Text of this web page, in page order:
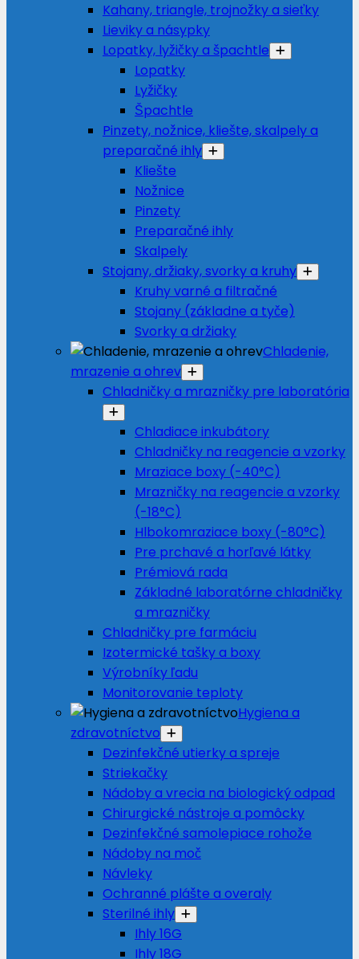
Kahany, triangle, trojnožky a sieťky
Lieviky a násypky
Lopatky, lyžičky a špachtle
Lopatky
Lyžičky
Špachtle
Pinzety, nožnice, kliešte, skalpely a
preparačné ihly
Kliešte
Nožnice
Pinzety
Preparačné ihly
Skalpely
Stojany, držiaky, svorky a kruhy
Kruhy varné a filtračné
Stojany (základne a tyče)
Svorky a držiaky
Chladenie,
mrazenie a ohrev
Chladničky a mrazničky pre laboratória
Chladiace inkubátory
Chladničky na reagencie a vzorky
Mraziace boxy (-40°C)
Mrazničky na reagencie a vzorky
(-18°C)
Hlbokomraziace boxy (-80°C)
Pre prchavé a horľavé látky
Prémiová rada
Základné laboratórne chladničky
a mrazničky
Chladničky pre farmáciu
Izotermické tašky a boxy
Výrobníky ľadu
Monitorovanie teploty
Hygiena a
zdravotníctvo
Dezinfekčné utierky a spreje
Striekačky
Nádoby a vrecia na biologický odpad
Chirurgické nástroje a pomôcky
Dezinfekčné samolepiace rohože
Nádoby na moč
Návleky
Ochranné plášte a overaly
Sterilné ihly
Ihly 16G
Ihly 18G